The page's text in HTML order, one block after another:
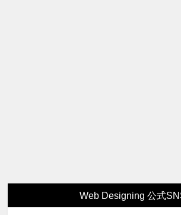
Web Designing 公式